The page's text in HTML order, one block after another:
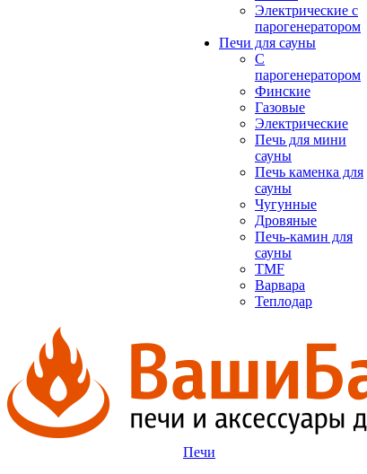
Электрические с
парогенератором
Печи для сауны
С
парогенератором
Финские
Газовые
Электрические
Печь для мини
сауны
Печь каменка для
сауны
Чугунные
Дровяные
Печь-камин для
сауны
TMF
Варвара
Теплодар
Печи